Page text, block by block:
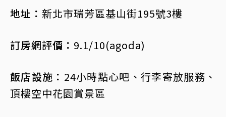
地址： 新北市瑞芳區基山街195號3樓
訂房網評價： 9.1/10(agoda)
飯店設施： 24小時點心吧、行李寄放服務、
頂樓空中花園賞景區